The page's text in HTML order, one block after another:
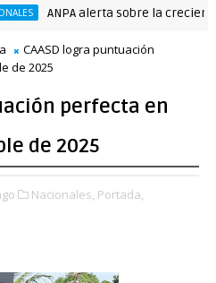
ANPA alerta sobre la creciente
CAASD logra puntuación
de 2025
perfecta en
de 2025
Nacionales, Portada,